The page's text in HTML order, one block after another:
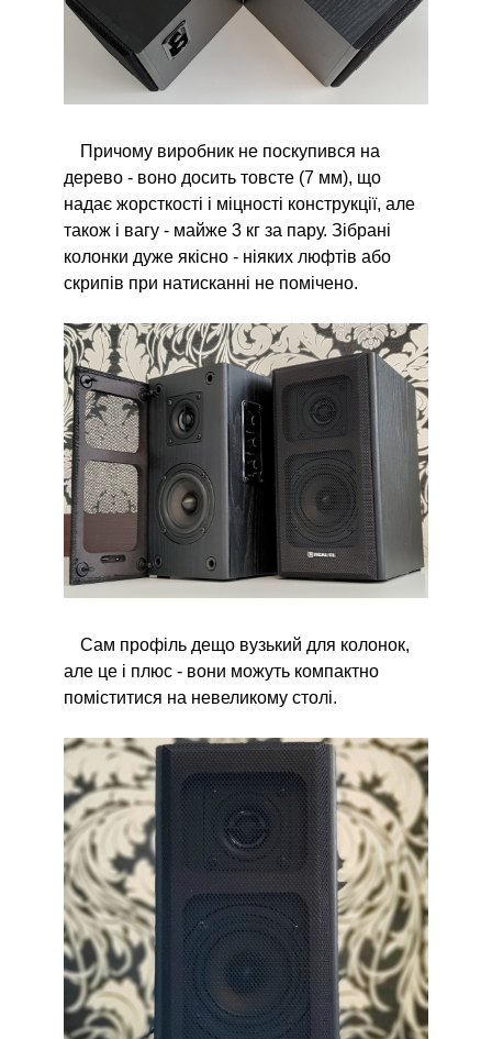
Причому виробник не поскупився на
дерево - воно досить товсте (7 мм), що
надає жорсткості і міцності конструкції, але
також і вагу - майже 3 кг за пару. Зібрані
колонки дуже якісно - ніяких люфтів або
скрипів при натисканні не помічено.
Сам профіль дещо вузький для колонок,
але це і плюс - вони можуть компактно
поміститися на невеликому столі.